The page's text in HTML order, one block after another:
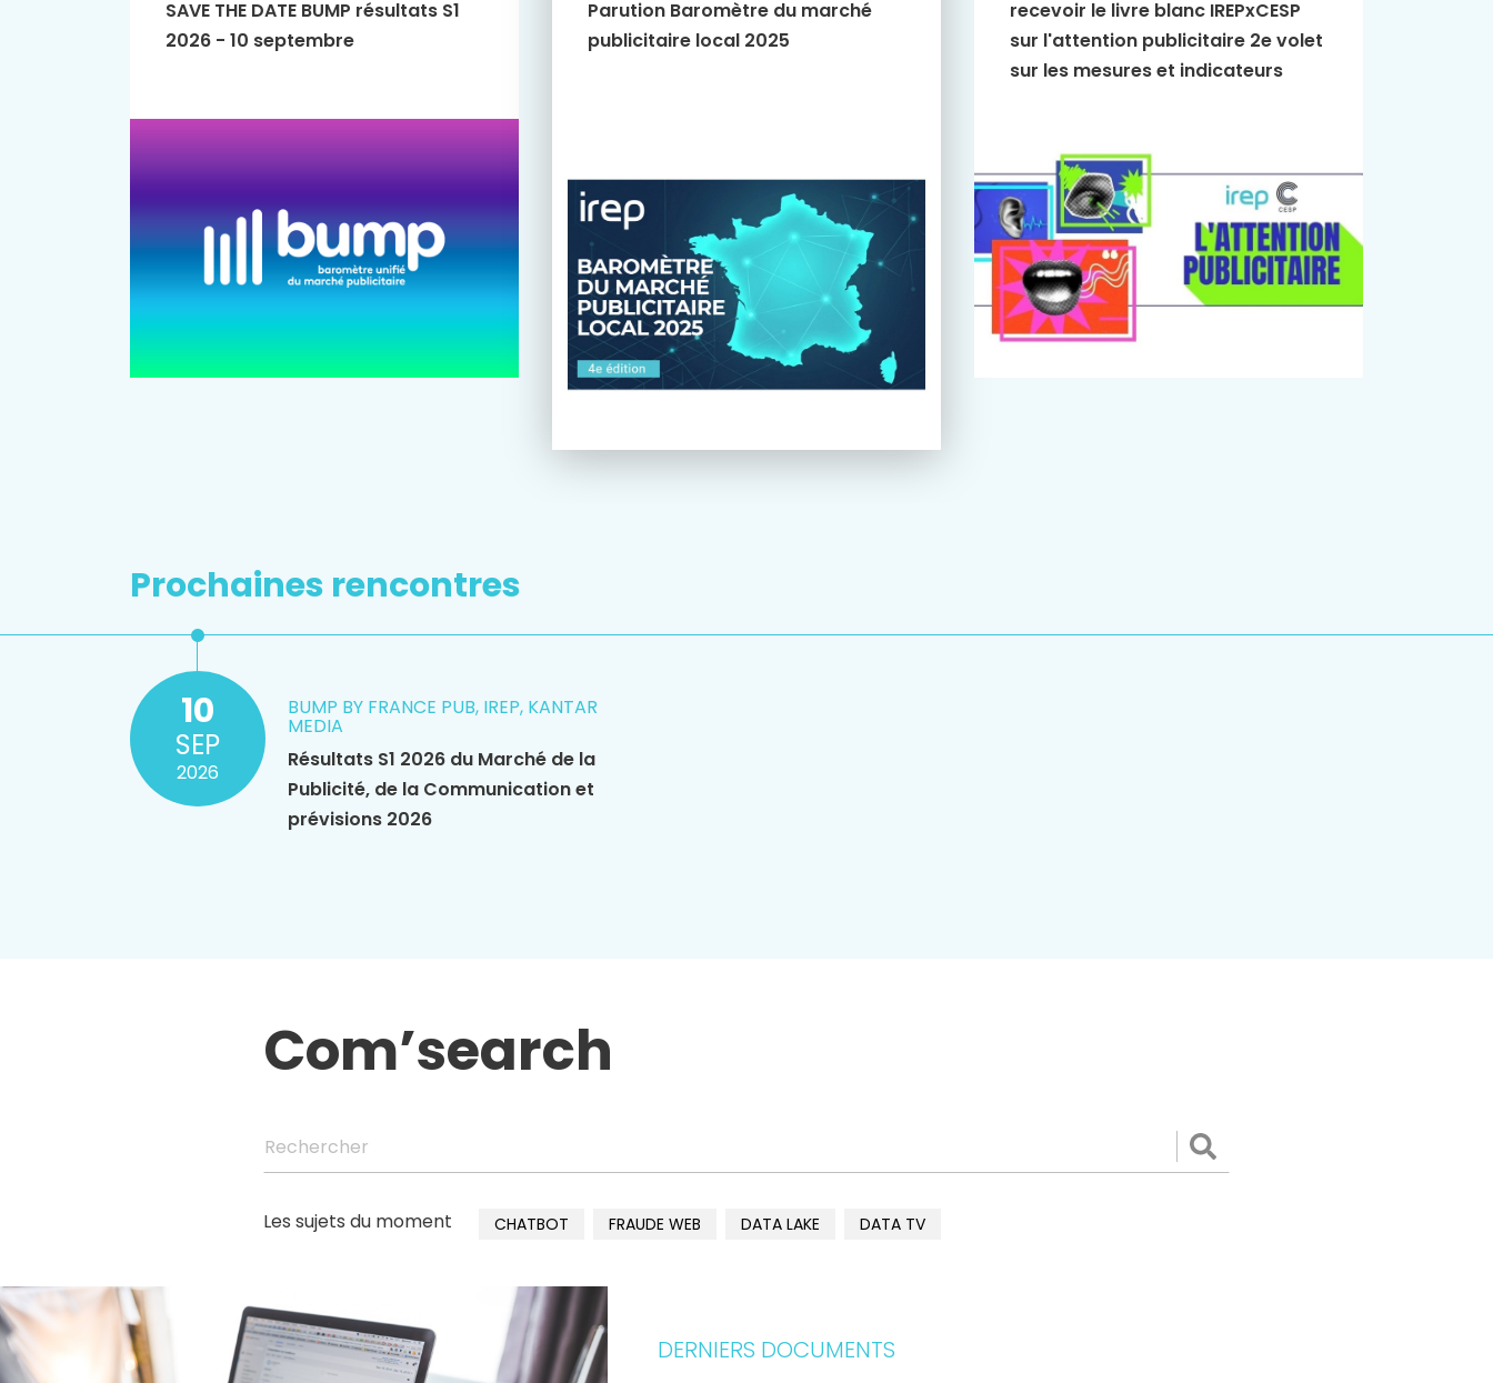
SAVE THE DATE BUMP résultats S1
2026 - 10 septembre
Parution Baromètre du marché
publicitaire local 2025
recevoir le livre blanc IREPxCESP
sur l'attention publicitaire 2e volet
sur les mesures et indicateurs
Prochaines rencontres
10
SEP
2026
BUMP BY FRANCE PUB, IREP, KANTAR
MEDIA
Résultats S1 2026 du Marché de la
Publicité, de la Communication et
prévisions 2026
Com’search
Rechercher
Les sujets du moment CHATBOT FRAUDE WEB DATA LAKE DATA TV
DERNIERS DOCUMENTS